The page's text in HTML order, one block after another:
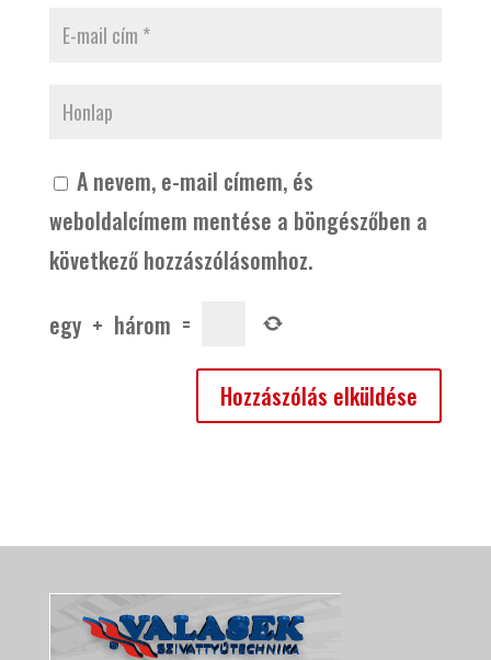
A nevem, e-mail címem, és
weboldalcímem mentése a böngészőben a
következő hozzászólásomhoz.
egy + három =